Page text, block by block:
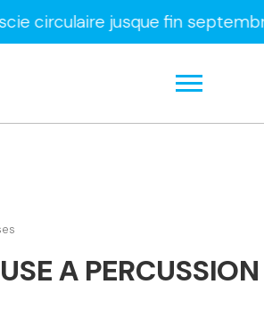
jusque fin septembre
A PERCUSSION